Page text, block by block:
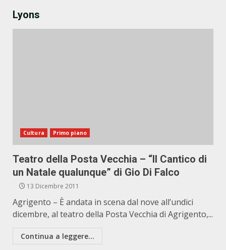
Lyons
Cultura Primo piano
Teatro della Posta Vecchia – “Il Cantico di
un Natale qualunque” di Gio Di Falco
13 Dicembre 2011
Agrigento – È andata in scena dal nove all’undici
dicembre, al teatro della Posta Vecchia di Agrigento,...
Continua a leggere...